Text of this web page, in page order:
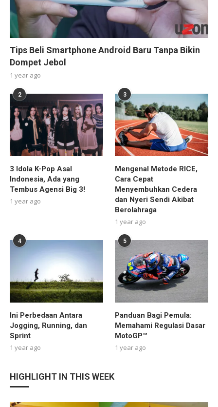
Tips Beli Smartphone Android Baru Tanpa Bikin
Dompet Jebol
1 year ago
2
3 Idola K-Pop Asal
Indonesia, Ada yang
Tembus Agensi Big 3!
1 year ago
3
Mengenal Metode RICE,
Cara Cepat
Menyembuhkan Cedera
dan Nyeri Sendi Akibat
Berolahraga
1 year ago
4
Ini Perbedaan Antara
Jogging, Running, dan
Sprint
1 year ago
5
Panduan Bagi Pemula:
Memahami Regulasi Dasar
MotoGP™
1 year ago
HIGHLIGHT IN THIS WEEK